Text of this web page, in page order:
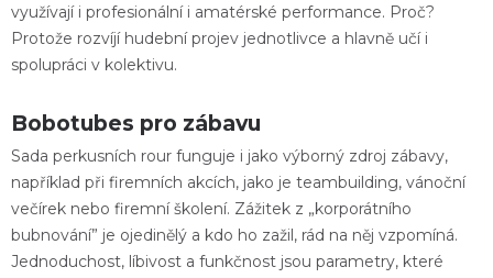
využívají i profesionální i amatérské performance. Proč?
Protože rozvíjí hudební projev jednotlivce a hlavně učí i
spolupráci v kolektivu.
Bobotubes pro zábavu
Sada perkusních rour funguje i jako výborný zdroj zábavy,
například při firemních akcích, jako je teambuilding, vánoční
večírek nebo firemní školení. Zážitek z „korporátního
bubnování” je ojedinělý a kdo ho zažil, rád na něj vzpomíná.
Jednoduchost, líbivost a funkčnost jsou parametry, které